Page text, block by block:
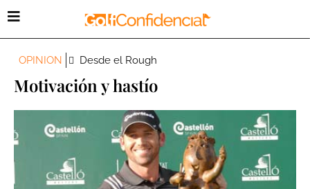
OPINION Desde el Rough
Motivación y hastío